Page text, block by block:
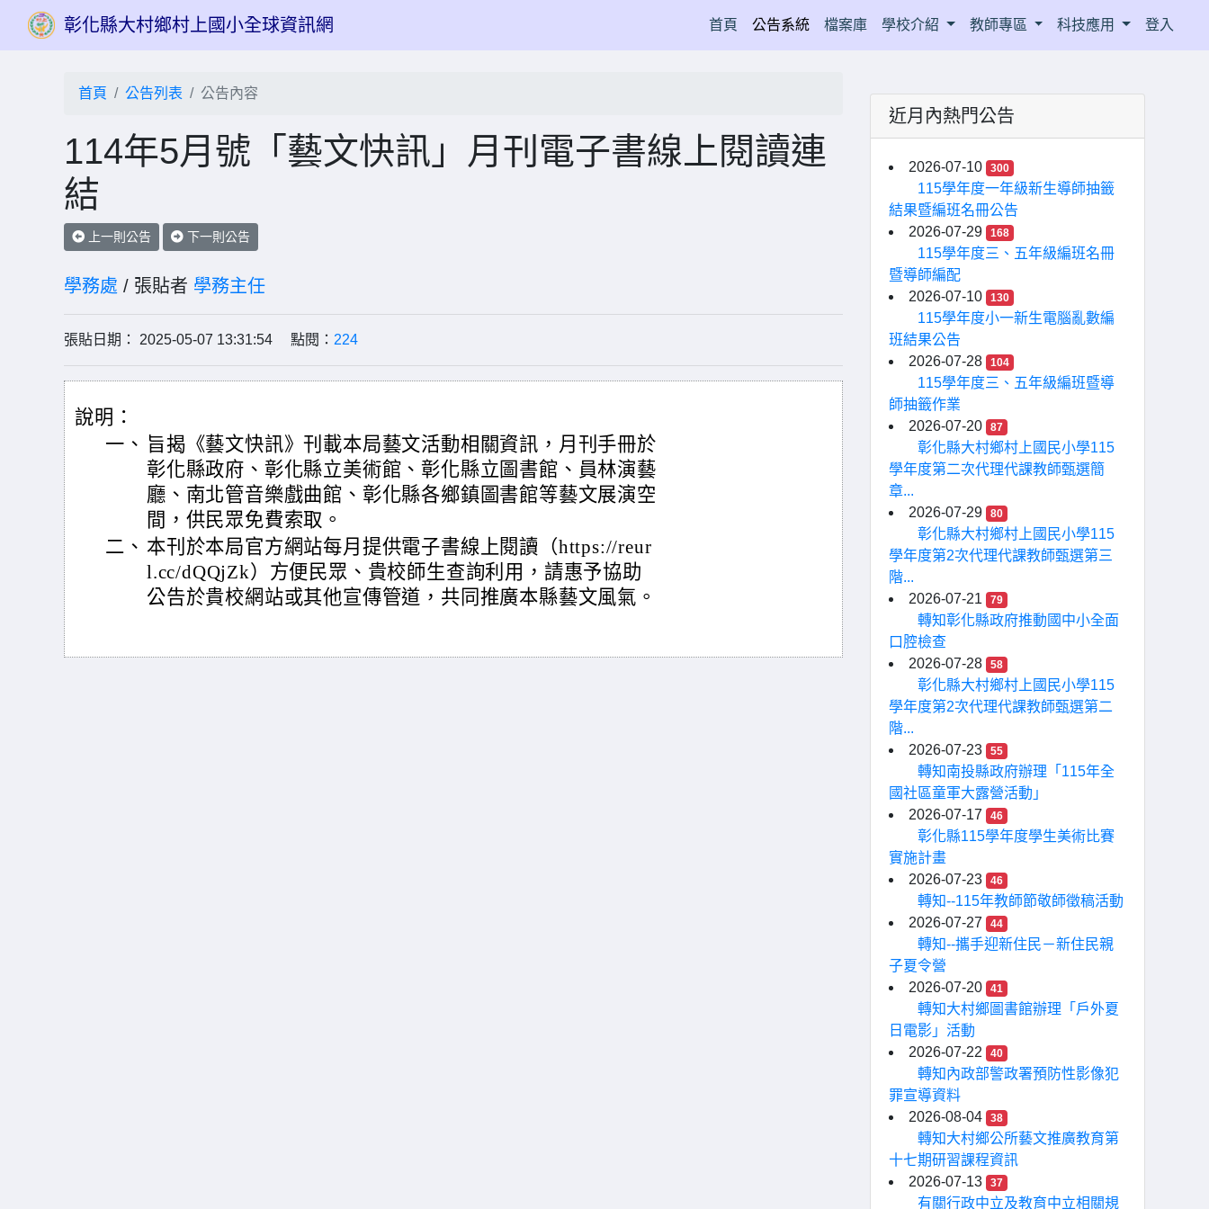
彰化縣大村鄉村上國小全球資訊網 首頁(current)
公告系統 檔案庫 學校介紹 教師專區 科技應用 登入
首頁 公告列表 公告內容
114年5月號「藝文快訊」月刊電子書線上閱讀連
結
上一則公告 下一則公告
學務處 / 張貼者 學務主任
張貼日期： 2025-05-07 13:31:54 點閱： 224
說明：
一、 旨揭《藝文快訊》刊載本局藝文活動相關資訊，月刊手冊於
彰化縣政府、彰化縣立美術館、彰化縣立圖書館、員林演藝
廳、南北管音樂戲曲館、彰化縣各鄉鎮圖書館等藝文展演空
間，供民眾免費索取。
二、 本刊於本局官方網站每月提供電子書線上閱讀（https://reur
l.cc/dQQjZk）方便民眾、貴校師生查詢利用，請惠予協助
公告於貴校網站或其他宣傳管道，共同推廣本縣藝文風氣。
近月內熱門公告
2026-07-10 300
115學年度一年級新生導師抽籤
結果暨編班名冊公告
2026-07-29
168
115學年度三、五年級編班名冊
暨導師編配
2026-07-10
130
115學年度小一新生電腦亂數編
班結果公告
2026-07-28
104
115學年度三、五年級編班暨導
師抽籤作業
2026-07-20
87
彰化縣大村鄉村上國民小學115
學年度第二次代理代課教師甄選簡
章...
2026-07-29
80
彰化縣大村鄉村上國民小學115
學年度第2次代理代課教師甄選第三
階...
2026-07-21
79
轉知彰化縣政府推動國中小全面
口腔檢查
2026-07-28
58
彰化縣大村鄉村上國民小學115
學年度第2次代理代課教師甄選第二
階...
2026-07-23
55
轉知南投縣政府辦理「115年全
國社區童軍大露營活動」
2026-07-17
46
彰化縣115學年度學生美術比賽
實施計畫
2026-07-23
46
轉知--115年教師節敬師徵稿活動
2026-07-27
44
轉知--攜手迎新住民－新住民親
子夏令營
2026-07-20
41
轉知大村鄉圖書館辦理「戶外夏
日電影」活動
2026-07-22
40
轉知內政部警政署預防性影像犯
罪宣導資料
2026-08-04
38
轉知大村鄉公所藝文推廣教育第
十七期研習課程資訊
2026-07-13
37
有關行政中立及教育中立相關規